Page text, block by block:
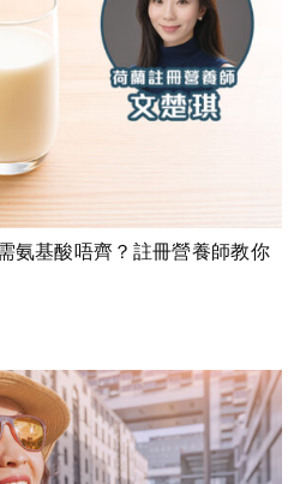
氨基酸唔齊？註冊營養師教你